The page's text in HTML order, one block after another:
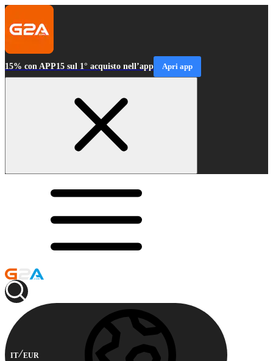
15% con APP15 sul 1° acquisto nell’app Apri app
IT EUR